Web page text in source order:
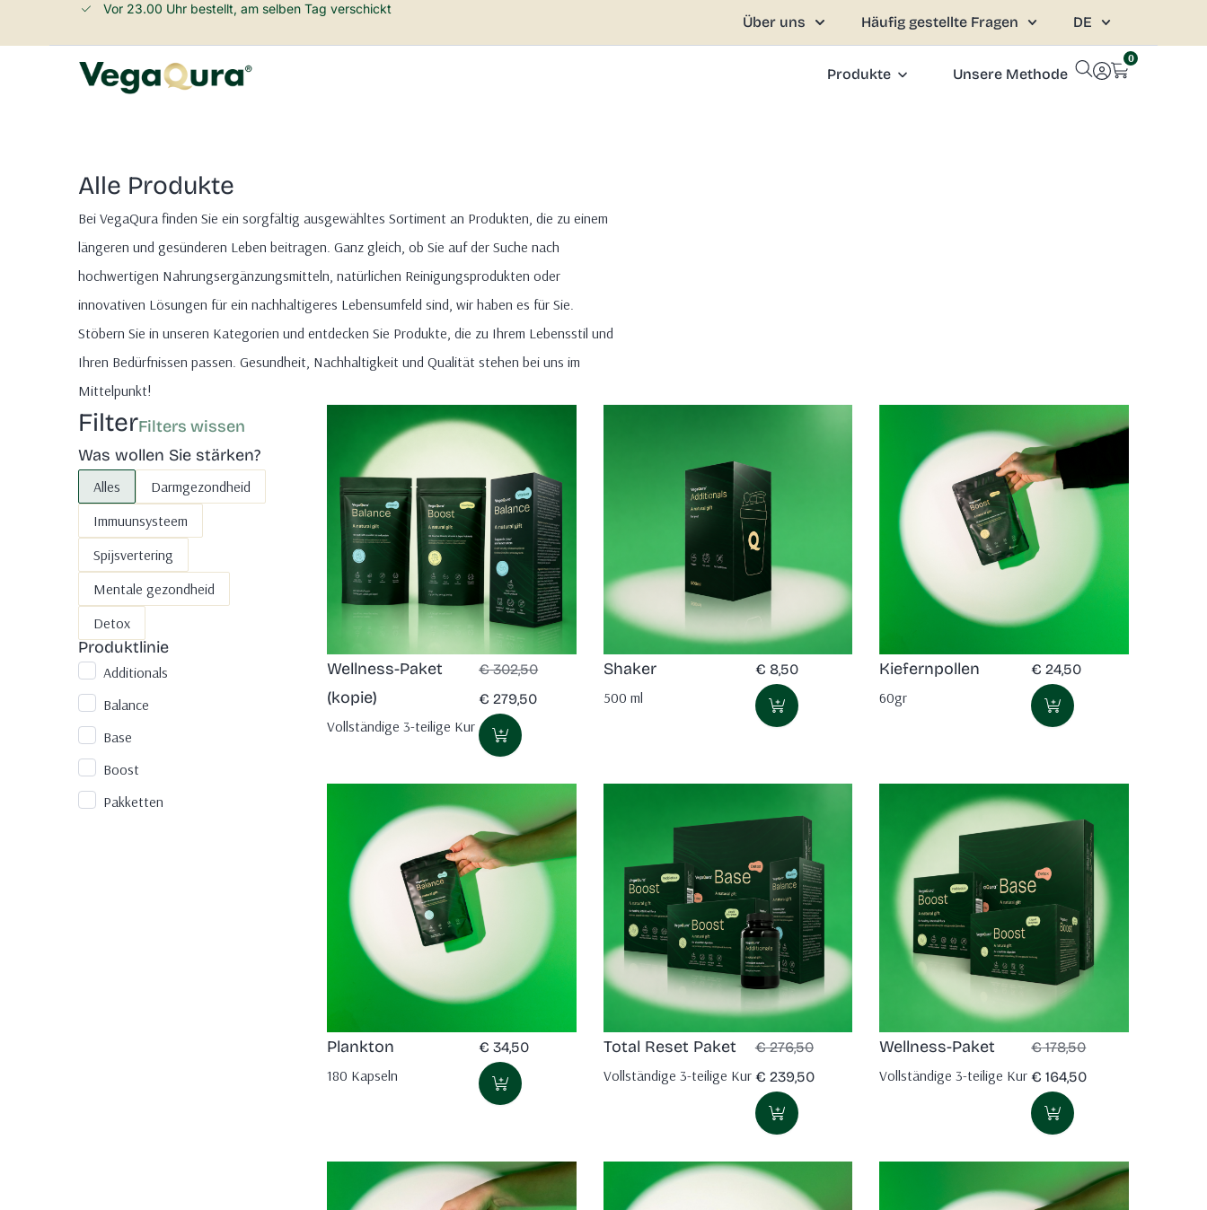
Vor 23.00 Uhr bestellt, am selben Tag verschickt
Über uns Häufig gestellte Fragen DE
Schließen
Produkte Unsere Methode
0
Alle Produkte
Bei VegaQura finden Sie ein sorgfältig ausgewähltes Sortiment an Produkten, die zu einem
längeren und gesünderen Leben beitragen. Ganz gleich, ob Sie auf der Suche nach
hochwertigen Nahrungsergänzungsmitteln, natürlichen Reinigungsprodukten oder
innovativen Lösungen für ein nachhaltigeres Lebensumfeld sind, wir haben es für Sie.
Stöbern Sie in unseren Kategorien und entdecken Sie Produkte, die zu Ihrem Lebensstil und
Ihren Bedürfnissen passen. Gesundheit, Nachhaltigkeit und Qualität stehen bei uns im
Mittelpunkt!
FilterFilters wissen
Was wollen Sie stärken?
Buttons product overview
Alles
Darmgezondheid
Immuunsysteem
Spijsvertering
Mentale gezondheid
Detox
Produktlinie
Selectboxes product overview
Additionals
Balance
Base
Boost
Pakketten
Wellness-Paket
(kopie)
Vollständige 3-teilige Kur
€302,50
€ 279,50
Shaker
500 ml
€ 8,50 Kiefernpollen
60gr
€ 24,50
Plankton
180 Kapseln
€ 34,50 Total Reset Paket
Vollständige 3-teilige Kur
€276,50
€ 239,50
Wellness-Paket
Vollständige 3-teilige Kur
€178,50
€ 164,50